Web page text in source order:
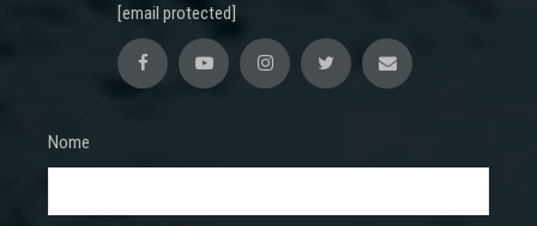
[email protected]
Nome